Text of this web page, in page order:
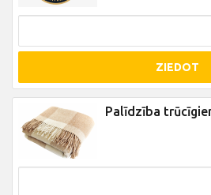
ZIEDOT
Palīdzība